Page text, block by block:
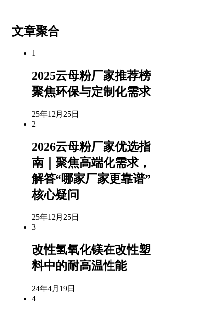
文章聚合
1
2025云母粉厂家推荐榜
聚焦环保与定制化需求
25年12月25日
2
2026云母粉厂家优选指
南｜聚焦高端化需求，
解答“哪家厂家更靠谱”
核心疑问
25年12月25日
3
改性氢氧化镁在改性塑
料中的耐高温性能
24年4月19日
4